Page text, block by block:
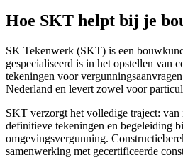
Hoe SKT helpt bij je
SK Tekenwerk (SKT) is een
gespecialiseerd is in het opstellen van
tekeningen voor
Nederland en levert zowel voor
SKT verzorgt het volledige traject: van
definitieve tekeningen en begeleiding
omgevingsvergunning.
samenwerking met gecertificeerde